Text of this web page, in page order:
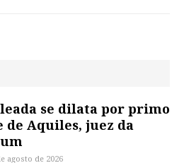
se dilata por primo
de Aquiles, juez da
agosto de 2026